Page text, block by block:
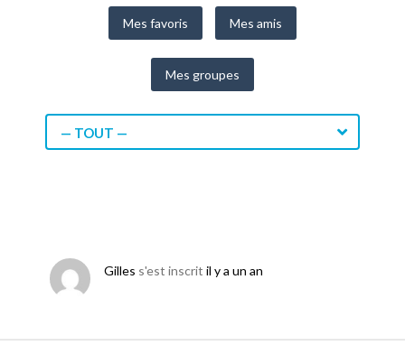
Mes favoris Mes amis
Mes groupes
— TOUT —
Gilles s'est inscrit il y a un an